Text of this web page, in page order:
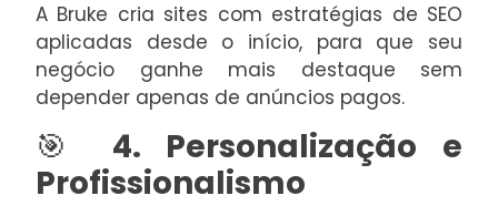
A Bruke cria sites com estratégias de SEO
aplicadas desde o início, para que seu
negócio ganhe mais destaque sem
depender apenas de anúncios pagos.
🎯 4. Personalização e
Profissionalismo